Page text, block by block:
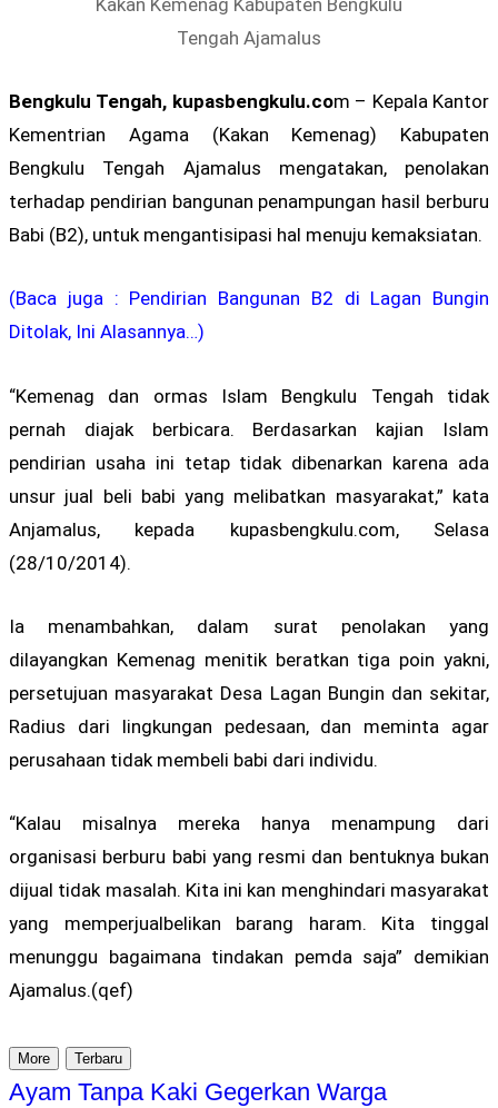
Kakan Kemenag Kabupaten Bengkulu
Tengah Ajamalus
Bengkulu Tengah, kupasbengkulu.com – Kepala Kantor
Kementrian Agama (Kakan Kemenag) Kabupaten
Bengkulu Tengah Ajamalus mengatakan, penolakan
terhadap pendirian bangunan penampungan hasil berburu
Babi (B2), untuk mengantisipasi hal menuju kemaksiatan.
(Baca juga : Pendirian Bangunan B2 di Lagan Bungin
Ditolak, Ini Alasannya…)
“Kemenag dan ormas Islam Bengkulu Tengah tidak
pernah diajak berbicara. Berdasarkan kajian Islam
pendirian usaha ini tetap tidak dibenarkan karena ada
unsur jual beli babi yang melibatkan masyarakat,” kata
Anjamalus, kepada kupasbengkulu.com, Selasa
(28/10/2014).
Ia menambahkan, dalam surat penolakan yang
dilayangkan Kemenag menitik beratkan tiga poin yakni,
persetujuan masyarakat Desa Lagan Bungin dan sekitar,
Radius dari lingkungan pedesaan, dan meminta agar
perusahaan tidak membeli babi dari individu.
“Kalau misalnya mereka hanya menampung dari
organisasi berburu babi yang resmi dan bentuknya bukan
dijual tidak masalah. Kita ini kan menghindari masyarakat
yang memperjualbelikan barang haram. Kita tinggal
menunggu bagaimana tindakan pemda saja” demikian
Ajamalus.(qef)
More Terbaru
Ayam Tanpa Kaki Gegerkan Warga